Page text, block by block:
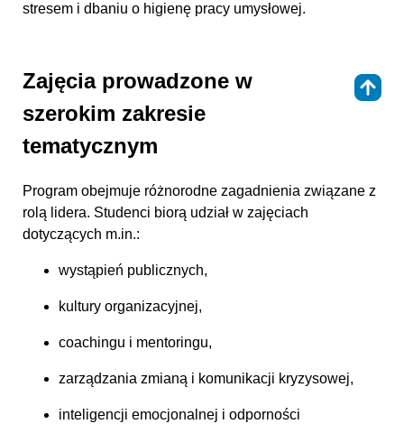
stresem i dbaniu o higienę pracy umysłowej.
Zajęcia prowadzone w
szerokim zakresie
tematycznym
Program obejmuje różnorodne zagadnienia związane z
rolą lidera. Studenci biorą udział w zajęciach
dotyczących m.in.:
wystąpień publicznych,
kultury organizacyjnej,
coachingu i mentoringu,
zarządzania zmianą i komunikacji kryzysowej,
inteligencji emocjonalnej i odporności